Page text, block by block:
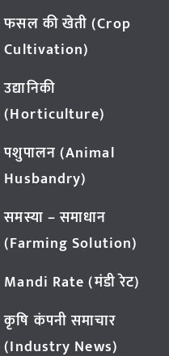
फसल की खेती (Crop
Cultivation)
उद्यानिकी
(Horticulture)
पशुपालन (Animal
Husbandry)
समस्या – समाधान
(Farming Solution)
Mandi Rate (मंडी रेट)
कृषि कंपनी समाचार
(Industry News)